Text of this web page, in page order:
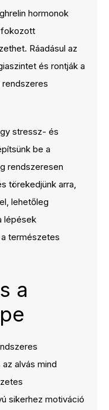
hormonok
fokozott
Ráadásul az
és rontják a
stressz- és
be a
rendszeresen
törekedjünk arra,
lehetőleg
lépések
természetes
a
alvás mind
sikerhez motiváció